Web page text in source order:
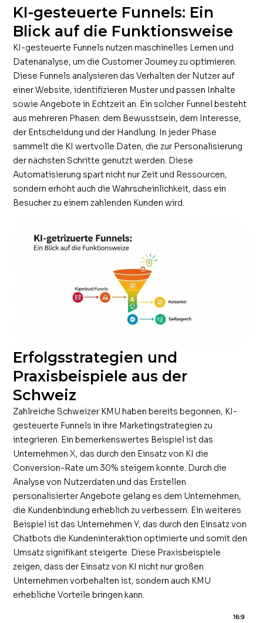
KI-gesteuerte Funnels: Ein
Blick auf die Funktionsweise
KI-gesteuerte Funnels nutzen maschinelles Lernen und
Datenanalyse, um die Customer Journey zu optimieren.
Diese Funnels analysieren das Verhalten der Nutzer auf
einer Website, identifizieren Muster und passen Inhalte
sowie Angebote in Echtzeit an. Ein solcher Funnel besteht
aus mehreren Phasen: dem Bewusstsein, dem Interesse,
der Entscheidung und der Handlung. In jeder Phase
sammelt die KI wertvolle Daten, die zur Personalisierung
der nächsten Schritte genutzt werden. Diese
Automatisierung spart nicht nur Zeit und Ressourcen,
sondern erhöht auch die Wahrscheinlichkeit, dass ein
Besucher zu einem zahlenden Kunden wird.
Erfolgsstrategien und
Praxisbeispiele aus der
Schweiz
Zahlreiche Schweizer KMU haben bereits begonnen, KI-
gesteuerte Funnels in ihre Marketingstrategien zu
integrieren. Ein bemerkenswertes Beispiel ist das
Unternehmen X, das durch den Einsatz von KI die
Conversion-Rate um 30% steigern konnte. Durch die
Analyse von Nutzerdaten und das Erstellen
personalisierter Angebote gelang es dem Unternehmen,
die Kundenbindung erheblich zu verbessern. Ein weiteres
Beispiel ist das Unternehmen Y, das durch den Einsatz von
Chatbots die Kundeninteraktion optimierte und somit den
Umsatz signifikant steigerte. Diese Praxisbeispiele
zeigen, dass der Einsatz von KI nicht nur großen
Unternehmen vorbehalten ist, sondern auch KMU
erhebliche Vorteile bringen kann.